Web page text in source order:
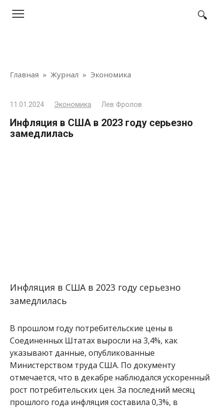
Главная » Журнал » Экономика
11.01.2024 Экономика Лев Фролов
Инфляция в США в 2023 году серьезно
замедлилась
Инфляция в США в 2023 году серьезно
замедлилась
В прошлом году потребительские цены в
Соединенных Штатах выросли на 3,4%, как
указывают данные, опубликованные
Министерством труда США. По документу
отмечается, что в декабре наблюдался ускоренный
рост потребительских цен. За последний месяц
прошлого года инфляция составила 0,3%, в